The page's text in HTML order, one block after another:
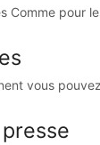
Comme pour
vous